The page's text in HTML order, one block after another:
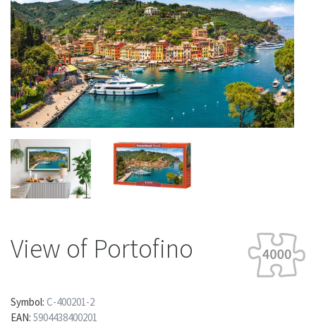
View of Portofino
Symbol: C-400201-2
EAN: 5904438400201